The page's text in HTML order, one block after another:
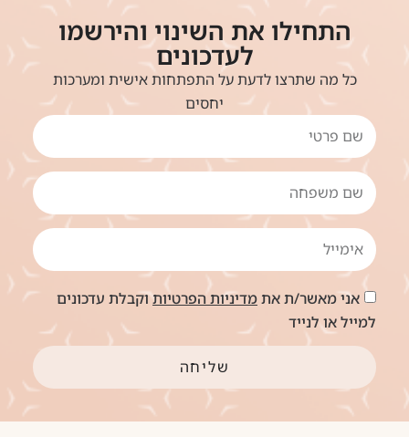
התחילו את השינוי והירשמו
לעדכונים
כל מה שתרצו לדעת על התפתחות אישית ומערכות
יחסים
אני מאשר/ת אתמדיניות הפרטיותוקבלת עדכונים
למייל או לנייד
שליחה